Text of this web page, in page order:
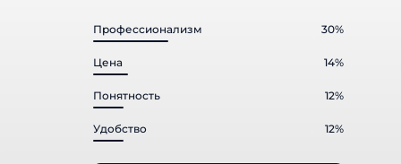
Профессионализм 30%
Цена 14%
Понятность 12%
Удобство 12%